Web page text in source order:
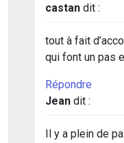
castan dit :
tout à fait
qui font un pas
Répondre
Jean dit :
Il y a plein de